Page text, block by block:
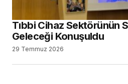
Tıbbi Cihaz Sektörünün
Geleceği Konuşuldu
29 Temmuz 2026